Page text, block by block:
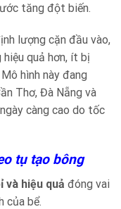
tăng đột biến.
lượng cặn đầu vào,
quả hơn, ít bị
hình này đang
Thơ, Đà Nẵng và
càng cao do tốc
tụ tạo bông
và hiệu quả đóng vai
của bể.